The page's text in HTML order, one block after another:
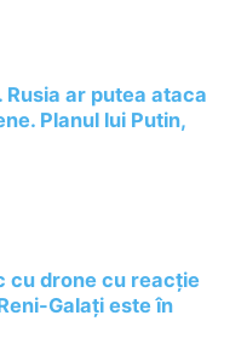
ar putea ataca
Planul lui Putin,
cu drone cu reacție
Galați este în